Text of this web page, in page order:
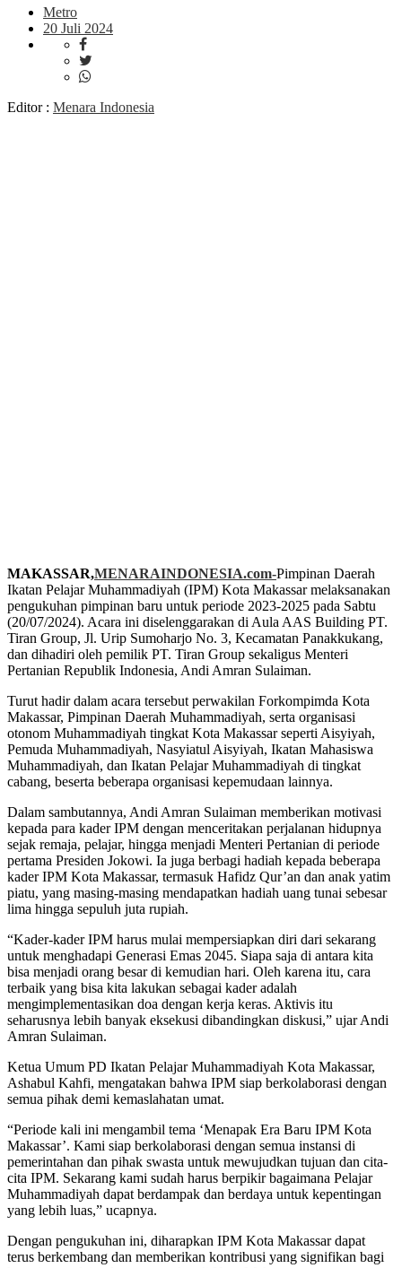
Metro
20 Juli 2024
Editor : Menara Indonesia
MAKASSAR,MENARAINDONESIA.com-Pimpinan Daerah
Ikatan Pelajar Muhammadiyah (IPM) Kota Makassar melaksanakan
pengukuhan pimpinan baru untuk periode 2023-2025 pada Sabtu
(20/07/2024). Acara ini diselenggarakan di Aula AAS Building PT.
Tiran Group, Jl. Urip Sumoharjo No. 3, Kecamatan Panakkukang,
dan dihadiri oleh pemilik PT. Tiran Group sekaligus Menteri
Pertanian Republik Indonesia, Andi Amran Sulaiman.
Turut hadir dalam acara tersebut perwakilan Forkompimda Kota
Makassar, Pimpinan Daerah Muhammadiyah, serta organisasi
otonom Muhammadiyah tingkat Kota Makassar seperti Aisyiyah,
Pemuda Muhammadiyah, Nasyiatul Aisyiyah, Ikatan Mahasiswa
Muhammadiyah, dan Ikatan Pelajar Muhammadiyah di tingkat
cabang, beserta beberapa organisasi kepemudaan lainnya.
Dalam sambutannya, Andi Amran Sulaiman memberikan motivasi
kepada para kader IPM dengan menceritakan perjalanan hidupnya
sejak remaja, pelajar, hingga menjadi Menteri Pertanian di periode
pertama Presiden Jokowi. Ia juga berbagi hadiah kepada beberapa
kader IPM Kota Makassar, termasuk Hafidz Qur’an dan anak yatim
piatu, yang masing-masing mendapatkan hadiah uang tunai sebesar
lima hingga sepuluh juta rupiah.
“Kader-kader IPM harus mulai mempersiapkan diri dari sekarang
untuk menghadapi Generasi Emas 2045. Siapa saja di antara kita
bisa menjadi orang besar di kemudian hari. Oleh karena itu, cara
terbaik yang bisa kita lakukan sebagai kader adalah
mengimplementasikan doa dengan kerja keras. Aktivis itu
seharusnya lebih banyak eksekusi dibandingkan diskusi,” ujar Andi
Amran Sulaiman.
Ketua Umum PD Ikatan Pelajar Muhammadiyah Kota Makassar,
Ashabul Kahfi, mengatakan bahwa IPM siap berkolaborasi dengan
semua pihak demi kemaslahatan umat.
“Periode kali ini mengambil tema ‘Menapak Era Baru IPM Kota
Makassar’. Kami siap berkolaborasi dengan semua instansi di
pemerintahan dan pihak swasta untuk mewujudkan tujuan dan cita-
cita IPM. Sekarang kami sudah harus berpikir bagaimana Pelajar
Muhammadiyah dapat berdampak dan berdaya untuk kepentingan
yang lebih luas,” ucapnya.
Dengan pengukuhan ini, diharapkan IPM Kota Makassar dapat
terus berkembang dan memberikan kontribusi yang signifikan bagi